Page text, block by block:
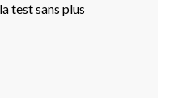
test sans plus